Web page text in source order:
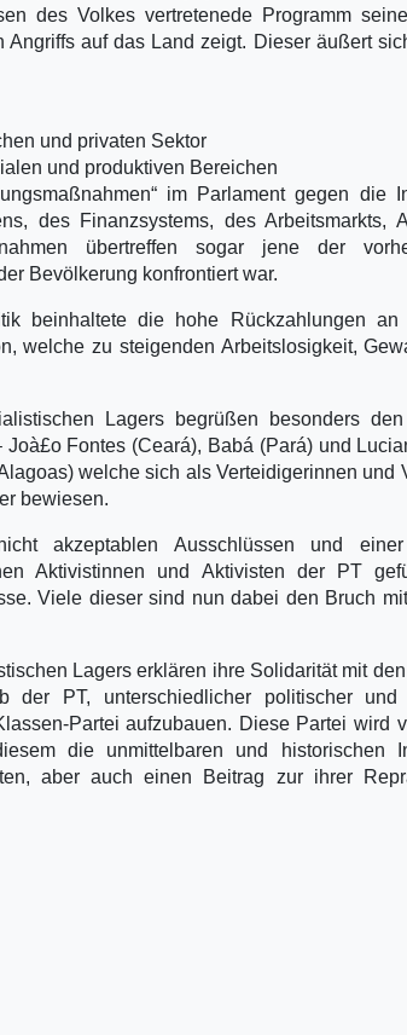
des Volkes vertretenede Programm
auf das Land zeigt. Dieser äußert
und privaten Sektor
und produktiven Bereichen
im Parlament gegen die
des Finanzsystems, des Arbeitsmarkts,
übertreffen sogar jene der
Bevölkerung konfrontiert war.
beinhaltete die hohe Rückzahlungen an
welche zu steigenden Arbeitslosigkeit,
Lagers begrüßen besonders
Fontes (Ceará), Babá (Pará) und
welche sich als Verteidigerinnen und
bewiesen.
akzeptablen Ausschlüssen und einer
Aktivistinnen und Aktivisten der PT
Viele dieser sind nun dabei den Bruch
Lagers erklären ihre Solidarität mit
PT, unterschiedlicher politischer und
Partei aufzubauen. Diese Partei wird
die unmittelbaren und historischen
aber auch einen Beitrag zur ihrer